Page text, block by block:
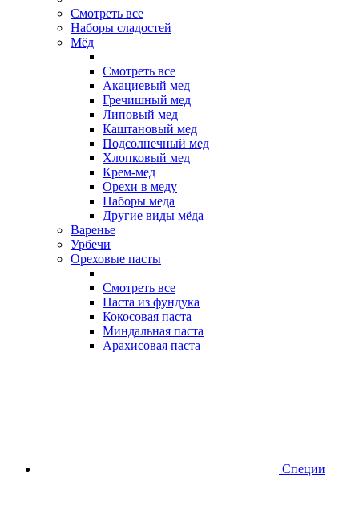
Смотреть все
Наборы сладостей
Мёд
Смотреть все
Акациевый мед
Гречишный мед
Липовый мед
Каштановый мед
Подсолнечный мед
Хлопковый мед
Крем-мед
Орехи в меду
Наборы меда
Другие виды мёда
Варенье
Урбечи
Ореховые пасты
Смотреть все
Паста из фундука
Кокосовая паста
Миндальная паста
Арахисовая паста
Специи